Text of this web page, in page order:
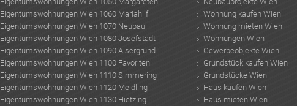
Eigentumswohnungen Wien 1060 Mariahilf
Eigentumswohnungen Wien 1070 Neubau
Eigentumswohnungen Wien 1080 Josefstadt
Eigentumswohnungen Wien 1090 Alsergrund
Eigentumswohnungen Wien 1100 Favoriten
Eigentumswohnungen Wien 1110 Simmering
Eigentumswohnungen Wien 1120 Meidling
Eigentumswohnungen Wien 1130 Hietzing
Wohnung kaufen Wien
Wohnung mieten Wien
Wohnungen Wien
Gewerbeobjekte Wien
Grundstück kaufen Wien
Grundstücke Wien
Haus kaufen Wien
Haus mieten Wien